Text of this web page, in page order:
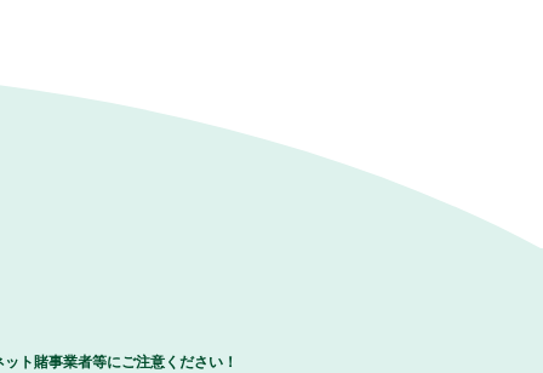
ト賭事業者等にご注意ください！